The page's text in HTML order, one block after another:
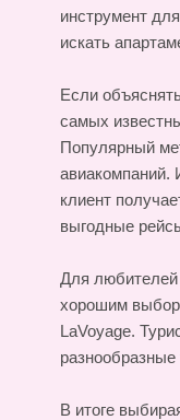
инструмент
искать
Если
самых
Популярный
авиакомпаний.
клиент
выгодные
Для любителей
хорошим
LaVoyage.
разнообразные
В итоге